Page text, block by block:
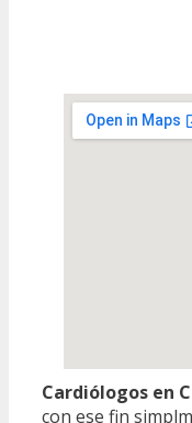
Cardiólogos en
con ese fin